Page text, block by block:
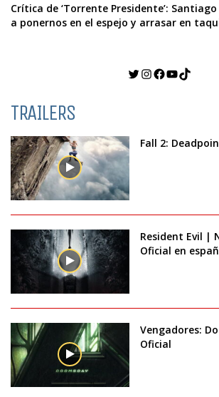
Crítica de ‘Torrente Presidente’:
a ponernos en el espejo y arrasar en
Twitter
Instagram
Facebook
YouTube
TikTok
TRAILERS
Fall 2:
Resident Evil |
Oficial en
Vengadores:
Oficial